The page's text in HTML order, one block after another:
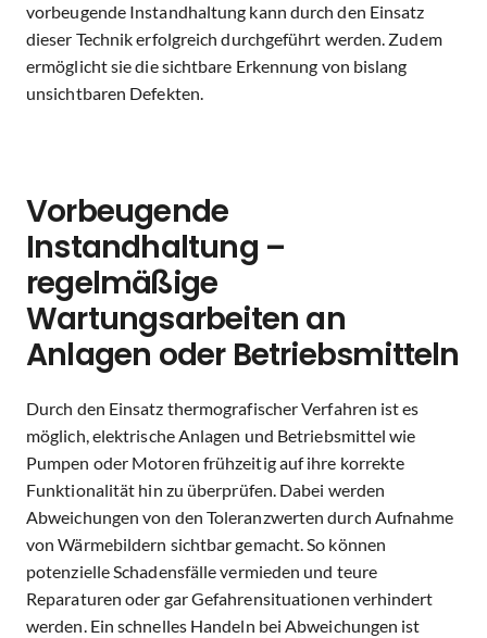
vorbeugende Instandhaltung kann durch den Einsatz
dieser Technik erfolgreich durchgeführt werden. Zudem
ermöglicht sie die sichtbare Erkennung von bislang
unsichtbaren Defekten.
Vorbeugende
Instandhaltung –
regelmäßige
Wartungsarbeiten an
Anlagen oder Betriebsmitteln
Durch den Einsatz thermografischer Verfahren ist es
möglich, elektrische Anlagen und Betriebsmittel wie
Pumpen oder Motoren frühzeitig auf ihre korrekte
Funktionalität hin zu überprüfen. Dabei werden
Abweichungen von den Toleranzwerten durch Aufnahme
von Wärmebildern sichtbar gemacht. So können
potenzielle Schadensfälle vermieden und teure
Reparaturen oder gar Gefahrensituationen verhindert
werden. Ein schnelles Handeln bei Abweichungen ist